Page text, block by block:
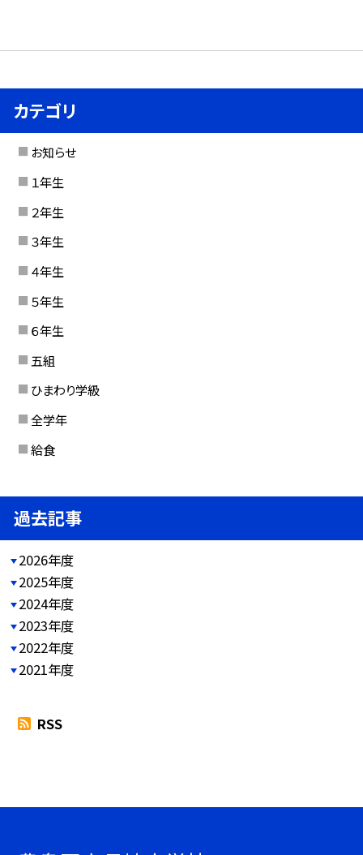
カテゴリ
お知らせ
１年生
２年生
３年生
４年生
５年生
６年生
五組
ひまわり学級
全学年
給食
過去記事
2026年度
2025年度
2024年度
2023年度
2022年度
2021年度
RSS